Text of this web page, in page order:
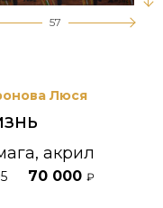
57
Люся
акрил
70 000 ₽